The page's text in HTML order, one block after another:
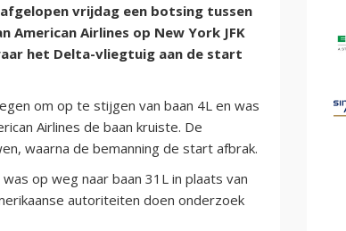
vrijdag een botsing tussen
American Airlines op New York JFK
het Delta-vliegtuig aan de start
om op te stijgen van baan 4L en was
Airlines de baan kruiste. De
waarna de bemanning de start afbrak.
op weg naar baan 31L in plaats van
autoriteiten doen onderzoek